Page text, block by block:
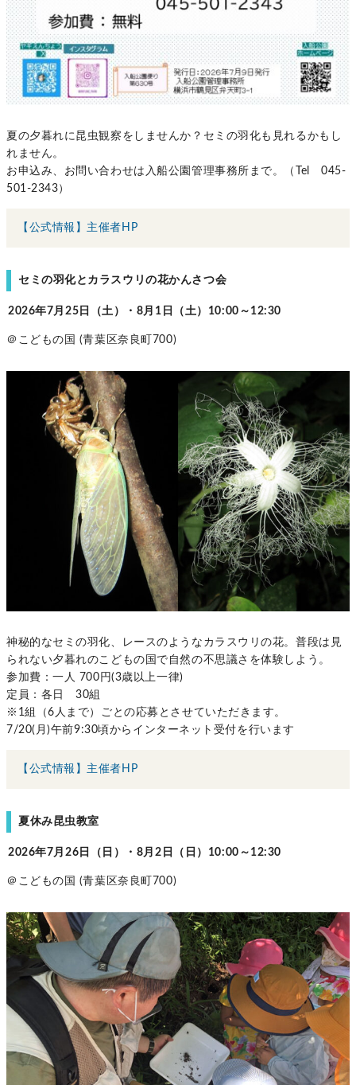
夏の夕暮れに昆虫観察をしませんか？セミの羽化も見れるかもし
れません。
お申込み、お問い合わせは入船公園管理事務所まで。（Tel 045-
501-2343）
【公式情報】主催者HP
セミの羽化とカラスウリの花かんさつ会
2026年7月25日（土）・8月1日（土）10:00～12:30
＠こどもの国 (青葉区奈良町700)
神秘的なセミの羽化、レースのようなカラスウリの花。普段は見
られない夕暮れのこどもの国で自然の不思議さを体験しよう。
参加費：一人 700円(3歳以上一律)
定員：各日 30組
※1組（6人まで）ごとの応募とさせていただきます。
7/20(月)午前9:30頃からインターネット受付を行います
【公式情報】主催者HP
夏休み昆虫教室
2026年7月26日（日）・8月2日（日）10:00～12:30
＠こどもの国 (青葉区奈良町700)